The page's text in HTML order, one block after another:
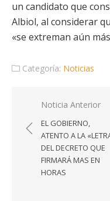
un candidato que
Albiol, al considerar
«se extreman aún
Categoría: Noticias
Navegación
de
entradas
Noticia Anterior
EL GOBIERNO,
ATENTO A LA
DEL DECRETO QUE
FIRMARÁ MAS EN
HORAS